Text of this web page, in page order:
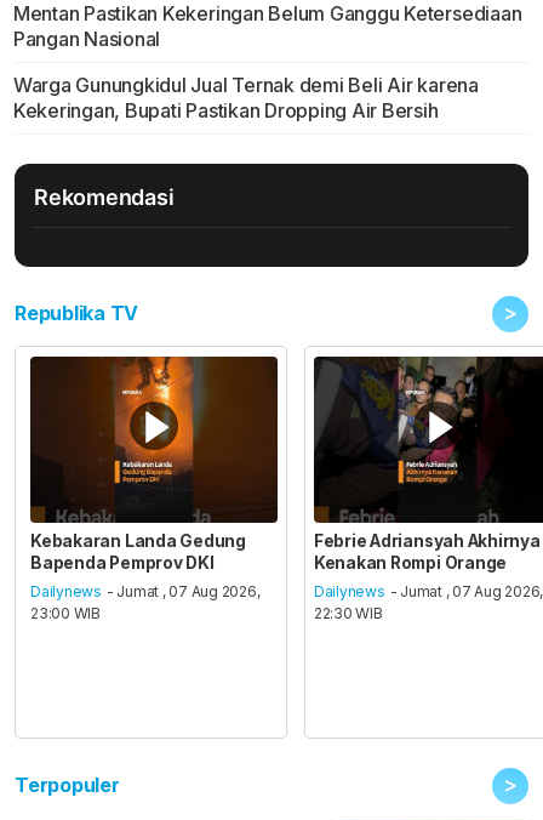
Mentan Pastikan Kekeringan Belum Ganggu Ketersediaan
Pangan Nasional
Warga Gunungkidul Jual Ternak demi Beli Air karena
Kekeringan, Bupati Pastikan Dropping Air Bersih
Rekomendasi
Republika TV >
Kebakaran Landa Gedung
Bapenda Pemprov DKI
Dailynews - Jumat , 07 Aug 2026,
23:00 WIB
Febrie Adriansyah Akhirnya
Kenakan Rompi Orange
Dailynews - Jumat , 07 Aug 2026,
22:30 WIB
Terpopuler >